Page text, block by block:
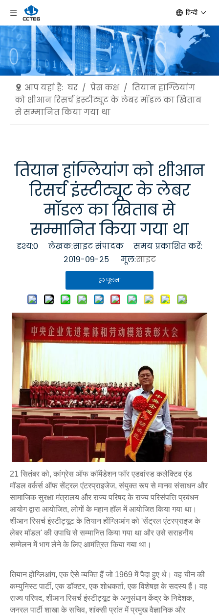
हिन्दी
आप यहां हैं: घर / प्रेस कक्ष / तियान हांग्लियांग
को शीआन रिसर्च इंस्टीट्यूट के लेबर मॉडल का खिताब
से सम्मानित किया गया था
तियान हांग्लियांग को शीआन
रिसर्च इंस्टीट्यूट के लेबर
मॉडल का खिताब से
सम्मानित किया गया था
दृश्य:0 लेखक:साइट संपादक समय प्रकाशित करें:
२०१९-०९-२५ मूल:साइट
पूछना
21 सितंबर को, कांग्रेस ऑफ कॉमेंडेशन फॉर एडवांस्ड कलेक्टिव एंड
मॉडल वर्कर्स ऑफ सेंट्रल एंटरप्राइजेज, संयुक्त रूप से मानव संसाधन और
सामाजिक सुरक्षा मंत्रालय और राज्य परिषद के राज्य परिसंपत्ति प्रबंधन
आयोग द्वारा आयोजित, लोगों के महान हॉल में आयोजित किया गया था।
शीआन रिसर्च इंस्टीट्यूट के तियान होंग्लिआंग को 'सेंट्रल एंटरप्राइज के
लेबर मॉडल' की उपाधि से सम्मानित किया गया था और उसे सराहनीय
सम्मेलन में भाग लेने के लिए आमंत्रित किया गया था।
तियान होंग्लिआंग, एक ऐसे व्यक्ति हैं जो 1969 में पैदा हुए थे। वह चीन की
कम्युनिस्ट पार्टी, एक डॉक्टर, एक शोधकर्ता, एक विशेषज्ञ के सदस्य हैं। वह
राज्य परिषद, शीआन रिसर्च इंस्टीट्यूट के अनुसंधान केंद्र के निदेशक,
जनरल पार्टी शाखा के सचिव, शांक्सी प्रांत में प्रमुख वैज्ञानिक और